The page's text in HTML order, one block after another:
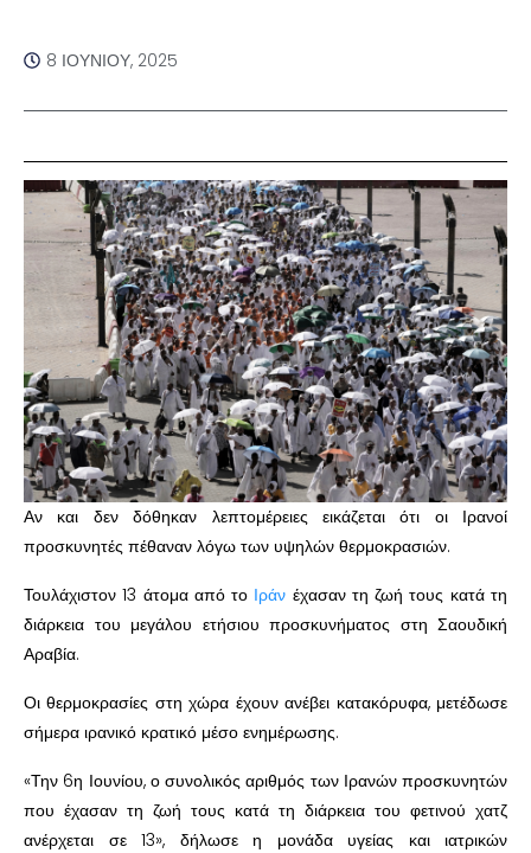
8 ΙΟΥΝΊΟΥ, 2025
Αν και δεν δόθηκαν λεπτομέρειες εικάζεται ότι οι Ιρανοί
προσκυνητές πέθαναν λόγω των υψηλών θερμοκρασιών.
Τουλάχιστον 13 άτομα από το Ιράν έχασαν τη ζωή τους κατά τη
διάρκεια του μεγάλου ετήσιου προσκυνήματος στη Σαουδική
Αραβία.
Οι θερμοκρασίες στη χώρα έχουν ανέβει κατακόρυφα, μετέδωσε
σήμερα ιρανικό κρατικό μέσο ενημέρωσης.
«Την 6η Ιουνίου, ο συνολικός αριθμός των Ιρανών προσκυνητών
που έχασαν τη ζωή τους κατά τη διάρκεια του φετινού χατζ
ανέρχεται σε 13», δήλωσε η μονάδα υγείας και ιατρικών